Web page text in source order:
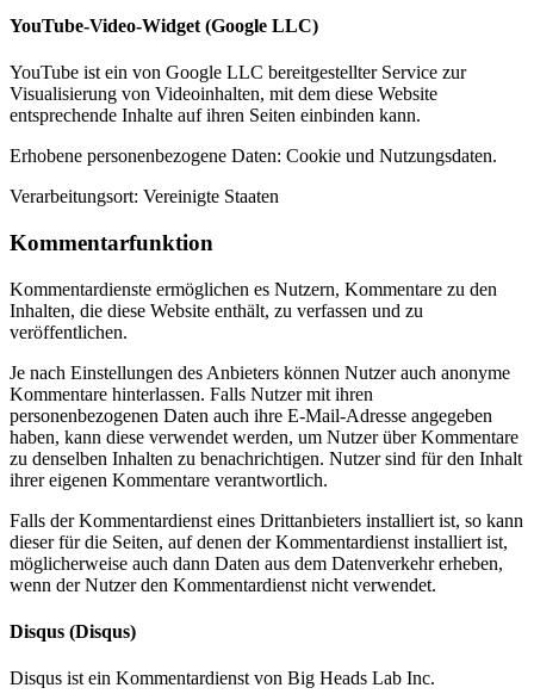
YouTube-Video-Widget (Google LLC)
YouTube ist ein von Google LLC bereitgestellter Service zur
Visualisierung von Videoinhalten, mit dem diese Website
entsprechende Inhalte auf ihren Seiten einbinden kann.
Erhobene personenbezogene Daten: Cookie und Nutzungsdaten.
Verarbeitungsort: Vereinigte Staaten
Kommentarfunktion
Kommentardienste ermöglichen es Nutzern, Kommentare zu den
Inhalten, die diese Website enthält, zu verfassen und zu
veröffentlichen.
Je nach Einstellungen des Anbieters können Nutzer auch anonyme
Kommentare hinterlassen. Falls Nutzer mit ihren
personenbezogenen Daten auch ihre E-Mail-Adresse angegeben
haben, kann diese verwendet werden, um Nutzer über Kommentare
zu denselben Inhalten zu benachrichtigen. Nutzer sind für den Inhalt
ihrer eigenen Kommentare verantwortlich.
Falls der Kommentardienst eines Drittanbieters installiert ist, so kann
dieser für die Seiten, auf denen der Kommentardienst installiert ist,
möglicherweise auch dann Daten aus dem Datenverkehr erheben,
wenn der Nutzer den Kommentardienst nicht verwendet.
Disqus (Disqus)
Disqus ist ein Kommentardienst von Big Heads Lab Inc.